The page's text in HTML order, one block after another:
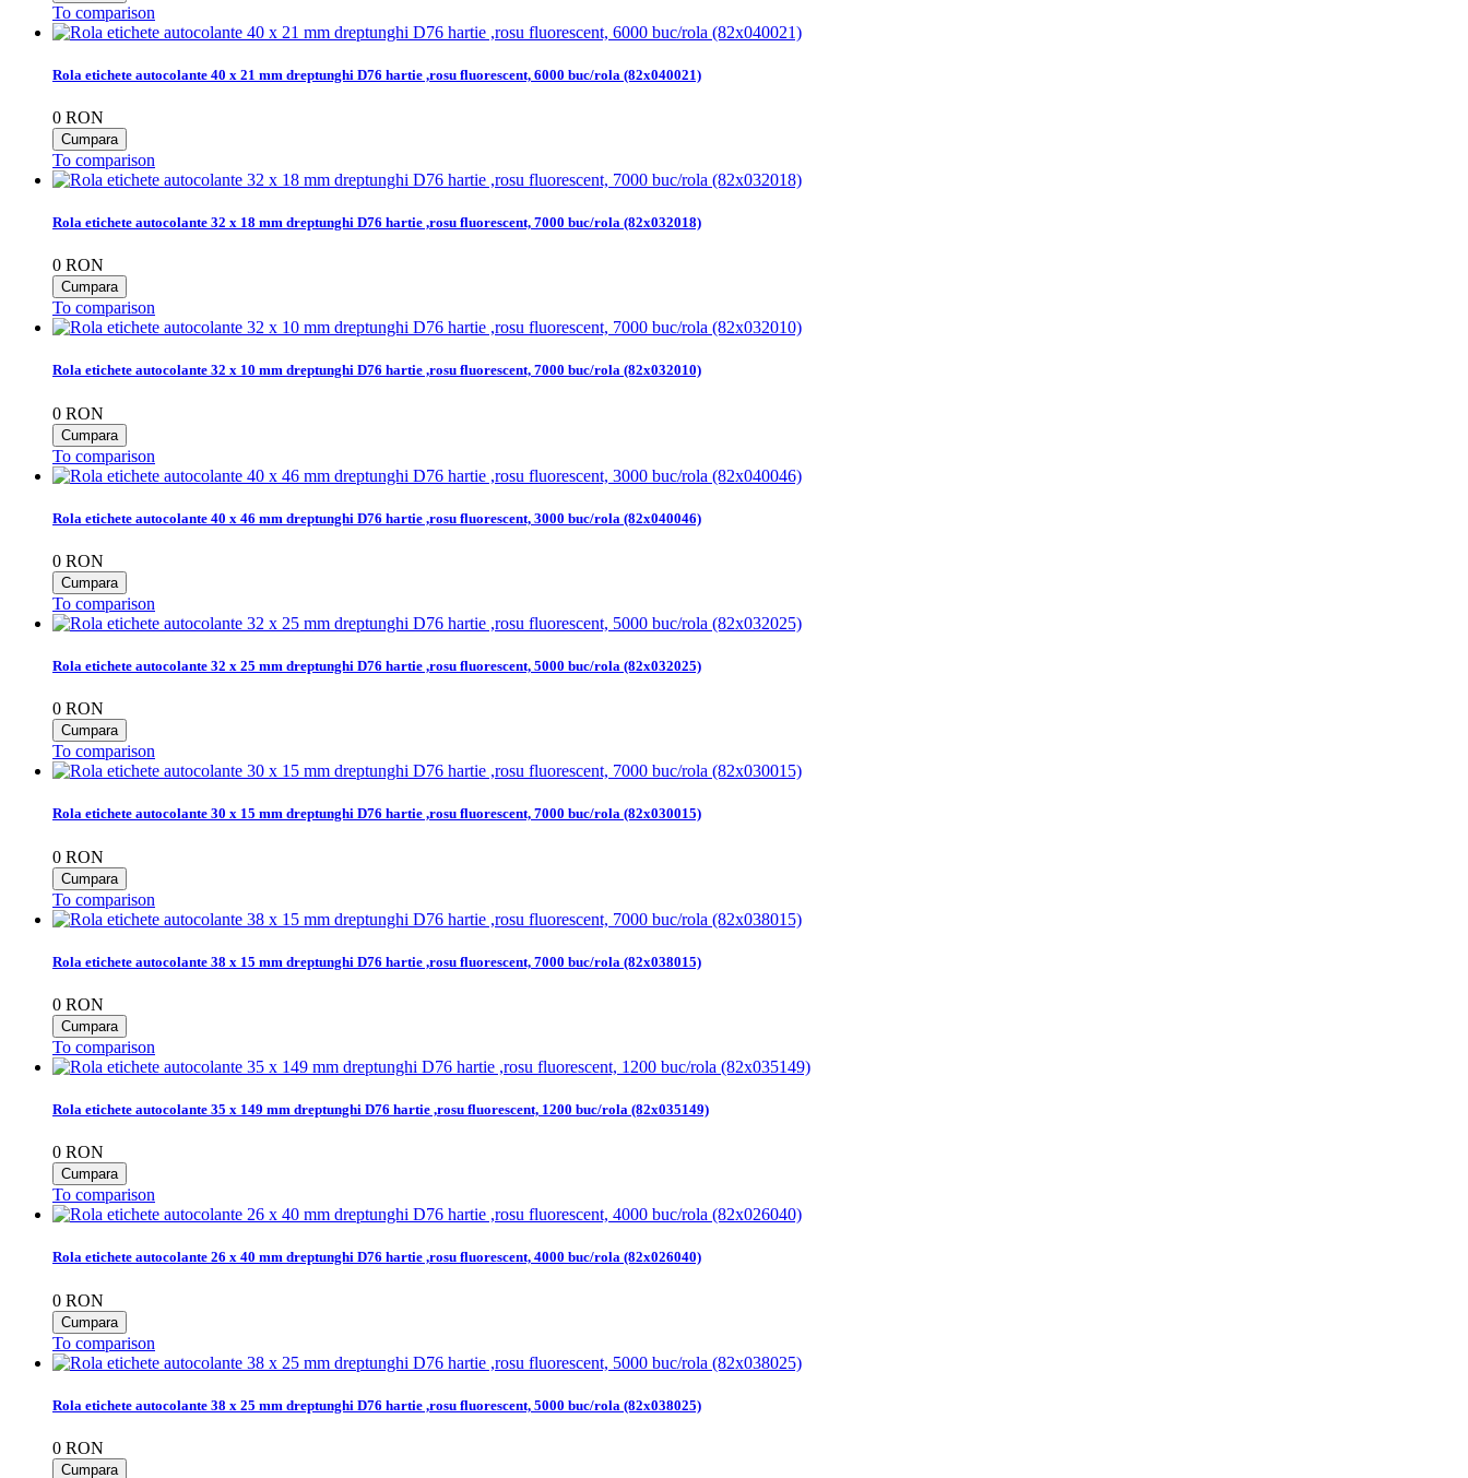
To comparison
Rola etichete autocolante 40 x 21 mm dreptunghi D76 hartie ,rosu fluorescent, 6000 buc/rola (82x040021)
0 RON
To comparison
Rola etichete autocolante 32 x 18 mm dreptunghi D76 hartie ,rosu fluorescent, 7000 buc/rola (82x032018)
0 RON
To comparison
Rola etichete autocolante 32 x 10 mm dreptunghi D76 hartie ,rosu fluorescent, 7000 buc/rola (82x032010)
0 RON
To comparison
Rola etichete autocolante 40 x 46 mm dreptunghi D76 hartie ,rosu fluorescent, 3000 buc/rola (82x040046)
0 RON
To comparison
Rola etichete autocolante 32 x 25 mm dreptunghi D76 hartie ,rosu fluorescent, 5000 buc/rola (82x032025)
0 RON
To comparison
Rola etichete autocolante 30 x 15 mm dreptunghi D76 hartie ,rosu fluorescent, 7000 buc/rola (82x030015)
0 RON
To comparison
Rola etichete autocolante 38 x 15 mm dreptunghi D76 hartie ,rosu fluorescent, 7000 buc/rola (82x038015)
0 RON
To comparison
Rola etichete autocolante 35 x 149 mm dreptunghi D76 hartie ,rosu fluorescent, 1200 buc/rola (82x035149)
0 RON
To comparison
Rola etichete autocolante 26 x 40 mm dreptunghi D76 hartie ,rosu fluorescent, 4000 buc/rola (82x026040)
0 RON
To comparison
Rola etichete autocolante 38 x 25 mm dreptunghi D76 hartie ,rosu fluorescent, 5000 buc/rola (82x038025)
0 RON